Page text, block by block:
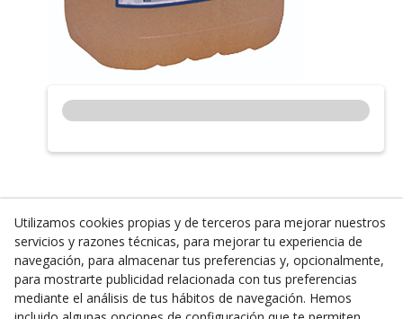
Inserbo, S.L.
Pol. Industrial Torrefarrera C/. Ponent, 3
25123
Torrefarrera( Lleida) España
Utilizamos cookies propias y de terceros para mejorar nuestros
servicios y razones técnicas, para mejorar tu experiencia de
navegación, para almacenar tus preferencias y, opcionalmente,
para mostrarte publicidad relacionada con tus preferencias
mediante el análisis de tus hábitos de navegación. Hemos